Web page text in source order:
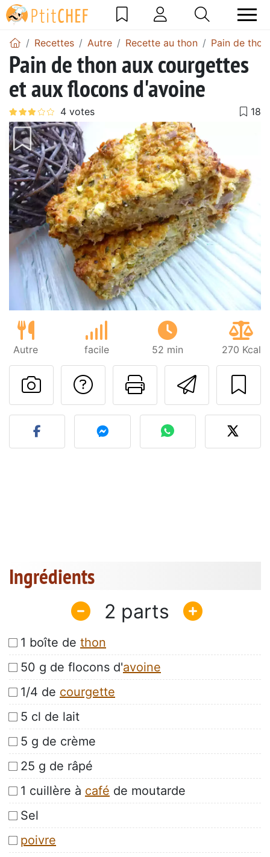
Recettes Autre Recette au thon Pain de thon
Pain de thon aux courgettes
et aux flocons d'avoine
Autre facile 52 min 270 Kcal
Imprimer
Poser une
Publier votre photo de
Ingrédients
2
1 boîte de thon
50 g de flocons d'avoine
1/4 de courgette
5 cl de lait
5 g de crème
25 g de râpé
1 cuillère à café de moutarde
Sel
poivre